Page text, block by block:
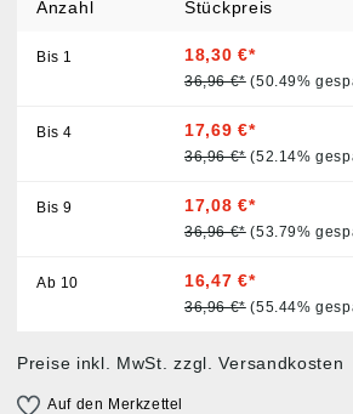
Anzahl Stückpreis
Bis 1 18,30 €*
36,96 €* (50.49%
Bis4 17,69 €*
36,96 €* (52.14%
Bis9 17,08 €*
36,96 €* (53.79%
Ab 10 16,47 €*
36,96 €* (55.44%
Preise inkl. MwSt. zzgl. Versandkosten
Auf den Merkzettel